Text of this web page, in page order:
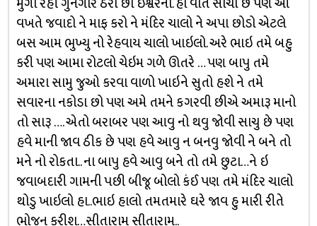
વખતે જવાદો ને માફ કરો ને મંદિર ચાલો ને અપા છોડો એટલે
બસ આમ ભુખ્યુ નો રેહવાય ચાલો ખાઇલો. અરે ભાઇ તમે બહુ
કરી પણ આમા રોટલો ચેઇમ ગળે ઊતરે … પણ બાપુ તમે
અમારા સામુ જુઓ કરવા વાળો ખાઇને સુતો હશે ને તમે
સવારના નકોડા છો પણ અમે તમને કગરવી છીએ અમારૂ માનો
તો સારૂ …. એતો બરાબર પણ આવુ નો થવુ જોવી સાચુ છે પણ
હવે માની જાવ ઠીક છે પણ હવે આવુ ન બનવુ જોવી ને બને તો
મને નો રોકતા.. ના બાપુ હવે આવુ બને તો તમે છુટા…ને ઇ
જવાબદારી ગામની પછી બીજૂ બોલો કંઈ પણ તમે મંદિર ચાલો
થોડુ ખાઇલો હા..ભાઇ હાલો તમતમારે ઘરે જાવ હુ મારી રીતે
ભોજન કરીશ…સીતારામ સીતારામ..